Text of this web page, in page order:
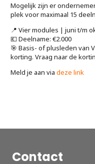
Mogelijk zijn er
plek voor maximaal 15
📍 Vier modules | juni t/m
💶 Deelname: €2.000
🎯 Basis- of plusleden van
korting. Vraag naar de
Meld je aan via deze link
Contact